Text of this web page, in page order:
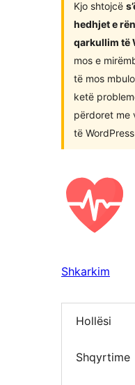
Kjo shtojcë
hedhjet e
qarkullim të
mos e
të mos
ketë
përdoret me
të
Shkarkim
Hollësi
Shqyrtime